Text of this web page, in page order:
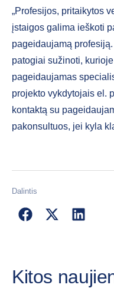
„Profesijos, pritaikytos
įstaigos galima ieškoti
pageidaujamą
patogiai sužinoti,
pageidaujamas
projekto vykdytojais el.
kontaktą su
pakonsultuos, jei kyla
Dalintis
Kitos